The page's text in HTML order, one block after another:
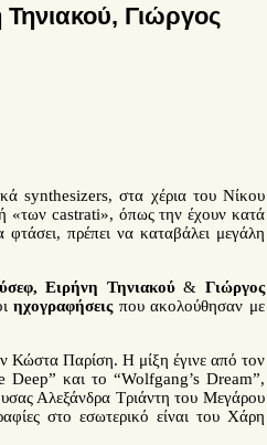
Γιώργος
synthesizers, στα χέρια του Νίκου
«των castrati», όπως την έχουν κατά
πρέπει να καταβάλει μεγάλη
Ειρήνη Τηνιακού&Γιώργος
ηχογραφήσειςπου ακολούθησαν με
Κώστα Παρίση. Η μίξη έγινε από τον
και το “Wolfgang’s Dream”,
Αλεξάνδρα Τριάντη του Μεγάρου
στο εσωτερικό είναι του Χάρη